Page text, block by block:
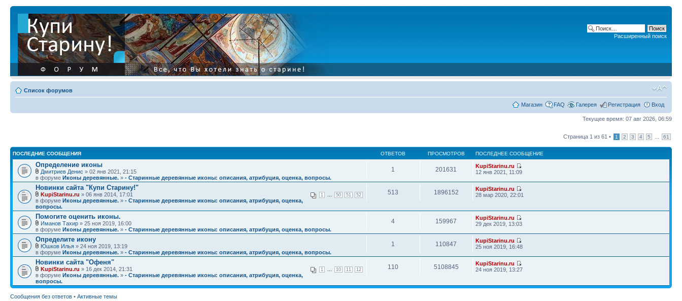
Расширенный поиск
Список форумов
Магазин FAQ Галерея Регистрация Вход
Текущее время: 07 авг 2026, 06:59
Страница 1 из 61 • 1 2 3 4 5 61
ПОСЛЕДНИЕ СООБЩЕНИЯ ОТВЕТОВ ПРОСМОТРОВ ПОСЛЕДНЕЕ СООБЩЕНИЕ
Определение иконы
Дмитриев Денис » 02 янв 2021, 21:15
в форуме Иконы деревянные. » - Старинные деревянные иконы: описания, атрибуция, оценка, вопросы.
1 201631
KupiStarinu.ru
12 янв 2021, 11:09
Новинки сайта "Купи Старину!"
1 50 51 52
KupiStarinu.ru » 06 янв 2014, 17:01
в форуме Иконы деревянные. » - Старинные деревянные иконы: описания, атрибуция, оценка,
вопросы.
513 1896152
KupiStarinu.ru
28 мар 2020, 22:01
Помогите оценить иконы.
Иманов Тахир » 25 ноя 2019, 16:00
в форуме Иконы деревянные. » - Старинные деревянные иконы: описания, атрибуция, оценка, вопросы.
4 159967
KupiStarinu.ru
29 дек 2019, 13:03
Определите икону
Юшков Илья » 24 ноя 2019, 13:19
в форуме Иконы деревянные. » - Старинные деревянные иконы: описания, атрибуция, оценка, вопросы.
1 110847
KupiStarinu.ru
25 ноя 2019, 16:48
Новинки сайта "Офеня"
1 10 11 12
KupiStarinu.ru » 16 дек 2014, 21:31
в форуме Иконы деревянные. » - Старинные деревянные иконы: описания, атрибуция, оценка,
вопросы.
110 5108845
KupiStarinu.ru
24 ноя 2019, 13:27
Сообщения без ответов • Активные темы